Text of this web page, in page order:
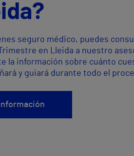
seguro médico, puedes
en Lleida a nuestro
la información sobre cuánto
y guiará durante todo el